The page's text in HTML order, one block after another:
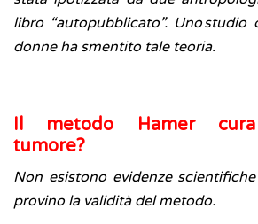
libro “autopubblicato”. Uno
donne ha smentito tale teoria.
Il metodo Hamer
tumore?
Non esistono evidenze
provino la validità del metodo.